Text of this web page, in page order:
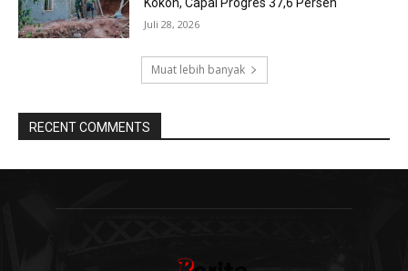
Juli 28, 2026
Muat lebih banyak
RECENT COMMENTS